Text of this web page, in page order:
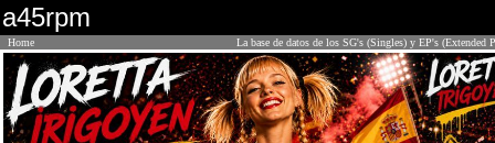
a45rpm
Home La base de datos de los SG's (Singles) y EP's (Extended